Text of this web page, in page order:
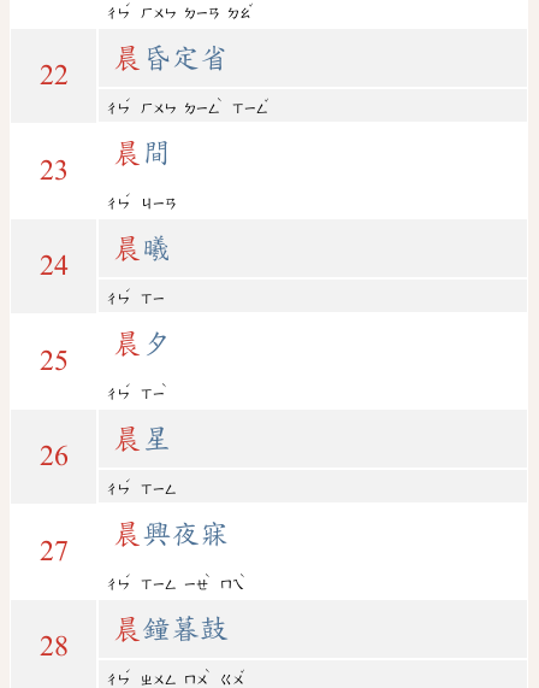
ㄔㄣ
ˊ
ㄏㄨㄣ ㄉㄧㄢ ㄉㄠ
ˇ
22
晨 昏定省
ㄔㄣ
ˊ
ㄏㄨㄣ ㄉㄧㄥ
ˋ
ㄒㄧㄥ
ˇ
23
晨 間
ㄔㄣ
ˊ
ㄐㄧㄢ
24
晨 曦
ㄔㄣ
ˊ
ㄒㄧ
25
晨 夕
ㄔㄣ
ˊ
ㄒㄧ
ˋ
26
晨 星
ㄔㄣ
ˊ
ㄒㄧㄥ
27
晨 興夜寐
ㄔㄣ
ˊ
ㄒㄧㄥ ㄧㄝ
ˋ
ㄇㄟ
ˋ
28
晨 鐘暮鼓
ㄔㄣ
ˊ
ㄓㄨㄥ ㄇㄨ
ˋ
ㄍㄨ
ˇ